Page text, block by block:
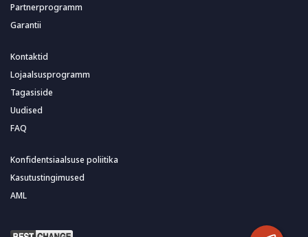
Partnerprogramm
Garantii
Kontaktid
Lojaalsusprogramm
Tagasiside
Uudised
FAQ
Konfidentsiaalsuse poliitika
Kasutustingimused
AML